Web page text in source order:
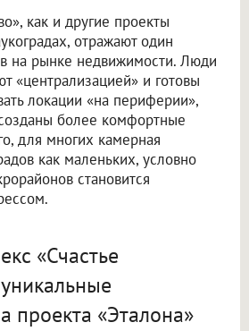
как и другие проекты
отражают один
на рынке недвижимости. Люди
«централизацией» и готовы
локации «на периферии»,
более комфортные
для многих камерная
как маленьких, условно
становится
«Счастье
проекта «Эталона»